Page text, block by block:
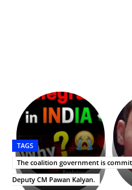
భగవంతుని
ప్రసాదం
తీర్థం..తులసీదళం
లేకుండా
అసంపూర్ణం
పాన్
స్టార్
శ్రీనిధి
Upasana:
భర్తపై
రివెంజ్
తీర్చుకున్న
ఉపాసన..
పాపం
TAGS
The coalition government is
Deputy CM Pawan Kalyan.